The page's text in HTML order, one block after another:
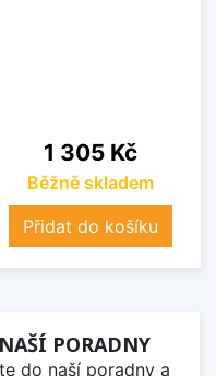
Cena
1 305 Kč
Běžně skladem
Přidat do košíku
PORADNY
do naší poradny a